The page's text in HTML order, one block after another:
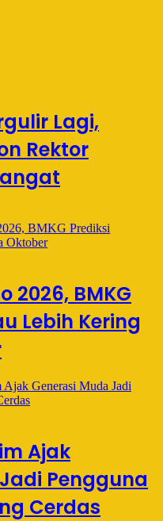
Lagi,
Rektor
2026, BMKG
Lebih Kering
Ajak
Pengguna
Cerdas